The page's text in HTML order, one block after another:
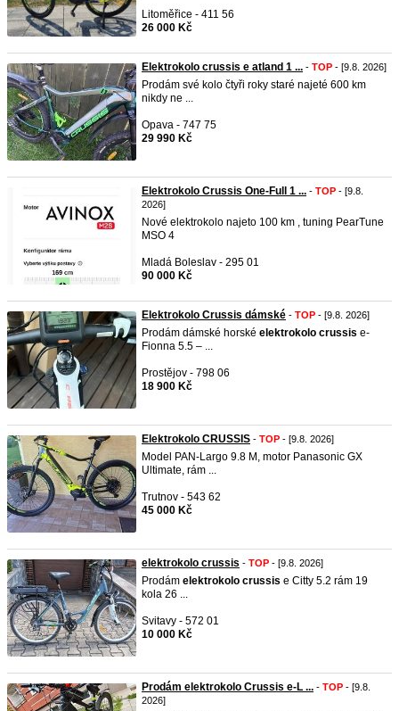
Litoměřice - 411 56
26 000 Kč
Elektrokolo crussis e atland 1 ... - TOP - [9.8. 2026]
Prodám své kolo čtyři roky staré najeté 600 km
nikdy ne ...
Opava - 747 75
29 990 Kč
Elektrokolo Crussis One-Full 1 ... - TOP - [9.8.
2026]
Nové elektrokolo najeto 100 km , tuning PearTune
MSO 4
Mladá Boleslav - 295 01
90 000 Kč
Elektrokolo Crussis dámské - TOP - [9.8. 2026]
Prodám dámské horské elektrokolo crussis e-
Fionna 5.5 – ...
Prostějov - 798 06
18 900 Kč
Elektrokolo CRUSSIS - TOP - [9.8. 2026]
Model PAN-Largo 9.8 M, motor Panasonic GX
Ultimate, rám ...
Trutnov - 543 62
45 000 Kč
elektrokolo crussis - TOP - [9.8. 2026]
Prodám elektrokolo crussis e Citty 5.2 rám 19
kola 26 ...
Svitavy - 572 01
10 000 Kč
Prodám elektrokolo Crussis e-L ... - TOP - [9.8.
2026]